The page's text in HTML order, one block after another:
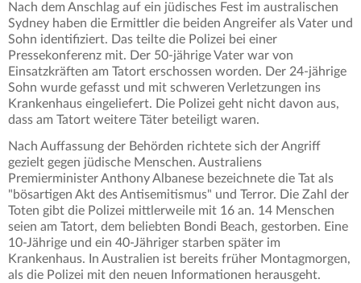
Nach dem Anschlag auf ein jüdisches Fest im australischen
Sydney haben die Ermittler die beiden Angreifer als Vater und
Sohn identifiziert. Das teilte die Polizei bei einer
Pressekonferenz mit. Der 50-jährige Vater war von
Einsatzkräften am Tatort erschossen worden. Der 24-jährige
Sohn wurde gefasst und mit schweren Verletzungen ins
Krankenhaus eingeliefert. Die Polizei geht nicht davon aus,
dass am Tatort weitere Täter beteiligt waren.
Nach Auffassung der Behörden richtete sich der Angriff
gezielt gegen jüdische Menschen. Australiens
Premierminister Anthony Albanese bezeichnete die Tat als
"bösartigen Akt des Antisemitismus" und Terror. Die Zahl der
Toten gibt die Polizei mittlerweile mit 16 an. 14 Menschen
seien am Tatort, dem beliebten Bondi Beach, gestorben. Eine
10-Jährige und ein 40-Jähriger starben später im
Krankenhaus. In Australien ist bereits früher Montagmorgen,
als die Polizei mit den neuen Informationen herausgeht.